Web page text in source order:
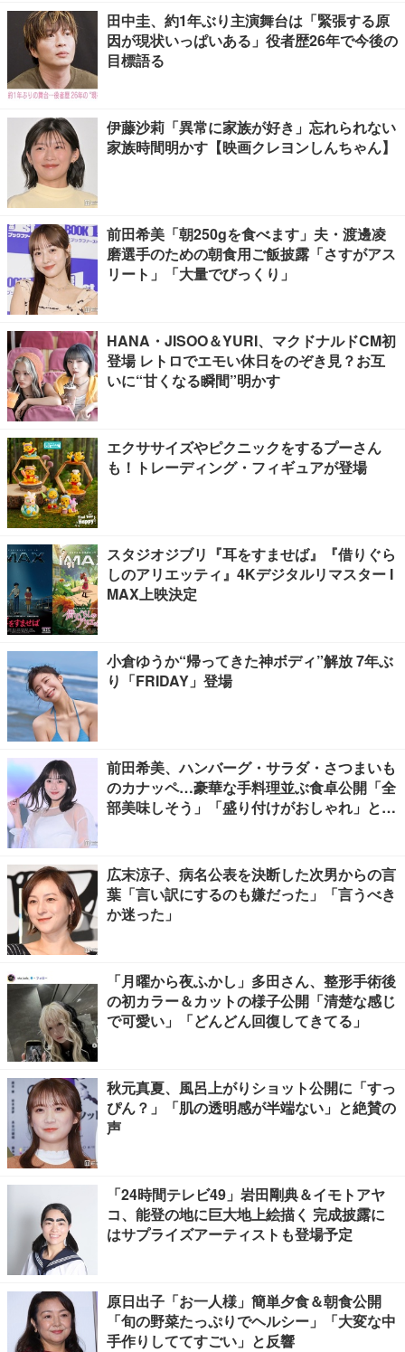
田中圭、約1年ぶり主演舞台は「緊張する原
因が現状いっぱいある」役者歴26年で今後の
目標語る
伊藤沙莉「異常に家族が好き」忘れられない
家族時間明かす【映画クレヨンしんちゃん】
前田希美「朝250gを食べます」夫・渡邊凌
磨選手のための朝食用ご飯披露「さすがアス
リート」「大量でびっくり」
HANA・JISOO＆YURI、マクドナルドCM初
登場 レトロでエモい休日をのぞき見？お互
いに“甘くなる瞬間”明かす
エクササイズやピクニックをするプーさん
も！トレーディング・フィギュアが登場
スタジオジブリ『耳をすませば』『借りぐら
しのアリエッティ』4Kデジタルリマスター I
MAX上映決定
小倉ゆうか“帰ってきた神ボディ”解放 7年ぶ
り「FRIDAY」登場
前田希美、ハンバーグ・サラダ・さつまいも
のカナッペ…豪華な手料理並ぶ食卓公開「全
部美味しそう」「盛り付けがおしゃれ」と絶
広末涼子、病名公表を決断した次男からの言
葉「言い訳にするのも嫌だった」「言うべき
か迷った」
「月曜から夜ふかし」多田さん、整形手術後
の初カラー＆カットの様子公開「清楚な感じ
で可愛い」「どんどん回復してきてる」
秋元真夏、風呂上がりショット公開に「すっ
ぴん？」「肌の透明感が半端ない」と絶賛の
声
「24時間テレビ49」岩田剛典＆イモトアヤ
コ、能登の地に巨大地上絵描く 完成披露に
はサプライズアーティストも登場予定
原日出子「お一人様」簡単夕食＆朝食公開
「旬の野菜たっぷりでヘルシー」「大変な中
手作りしててすごい」と反響